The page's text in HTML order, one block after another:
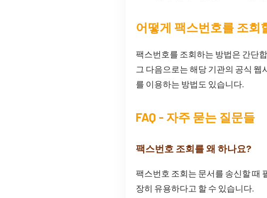
어떻게 팩스번호를 조회
팩스번호를 조회하는 방법은 간단
그 다음으로는 해당 기관의 공식
를 이용하는 방법도 있습니다.
FAQ - 자주 묻는 질문들
팩스번호 조회를 왜 하나요?
팩스번호 조회는 문서를 송신할 때
장히 유용하다고 할 수 있습니다.